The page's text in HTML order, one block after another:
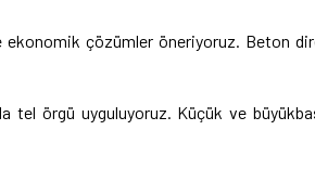
ekonomik çözümler öneriyoruz. Beton
tel örgü uyguluyoruz. Küçük ve